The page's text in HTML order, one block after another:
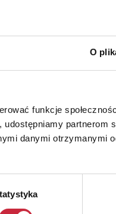
O
funkcje
partnerom
danymi otrzymanymi